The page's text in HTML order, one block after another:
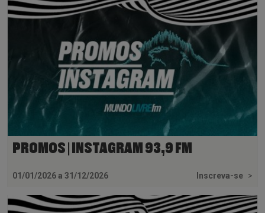
PROMOS | INSTAGRAM 93,9 FM
01/01/2026 a 31/12/2026 Inscreva-se >